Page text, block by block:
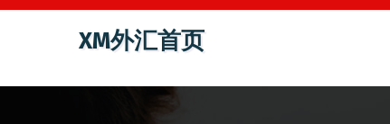
跳
容
XM外汇首页